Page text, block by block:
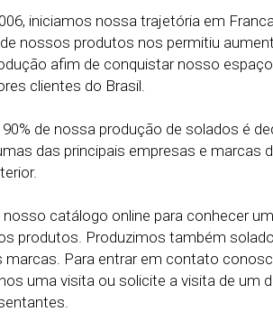
iniciamos nossa trajetória em
nossos produtos nos permitiu
afim de conquistar nosso
clientes do Brasil.
90% de nossa produção de solados é
das principais empresas e marcas
nosso catálogo online para conhecer
produtos. Produzimos também
marcas. Para entrar em contato
uma visita ou solicite a visita de um